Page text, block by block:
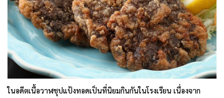
ในอดีตเนื้อวาฬชุปแป้งทอดเป็นที่นิยมกินกันในโรงเรียน เนื่องจาก